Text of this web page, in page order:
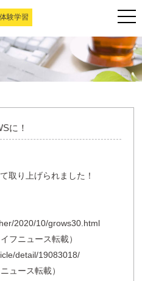
体験学習
に！
取り上げられました！
2020/10/grows30.html
フニュース転載）
detail/19083018/
ュース転載）